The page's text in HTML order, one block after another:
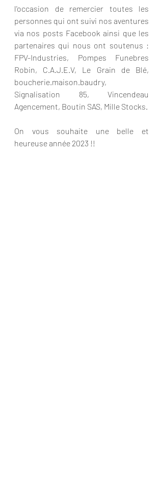
l'occasion de remercier toutes les
personnes qui ont suivi nos aventures
via nos posts Facebook ainsi que les
partenaires qui nous ont soutenus :
FPV-Industries, Pompes Funebres
Robin, C.A.J.E.V, Le Grain de Blé,
boucherie.maison.baudry,
Signalisation 85, Vincendeau
Agencement, Boutin SAS, Mille Stocks.
On vous souhaite une belle et
heureuse année 2023 !!